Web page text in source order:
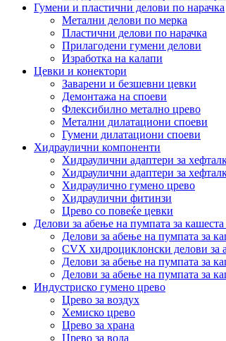
Гумени и пластични делови по нарачка
Метални делови по мерка
Пластични делови по нарачка
Прилагодени гумени делови
Изработка на калапи
Цевки и конектори
Заварени и безшевни цевки
Демонтажа на споеви
Флексибилно метално црево
Метални дилатациони споеви
Гумени дилатациони споеви
Хидраулични компоненти
Хидраулични адаптери за
Хидраулични адаптери за
Хидраулично гумено црево
Хидраулични фитинзи
Црево со повеќе цевки
Делови за абење на пумпата за кашеста
Делови за абење на пумпата за
CVX хидроциклонски делови за
Делови за абење на пумпата за
Делови за абење на пумпата за
Индустриско гумено црево
Црево за воздух
Хемиско црево
Црево за храна
Црево за вода